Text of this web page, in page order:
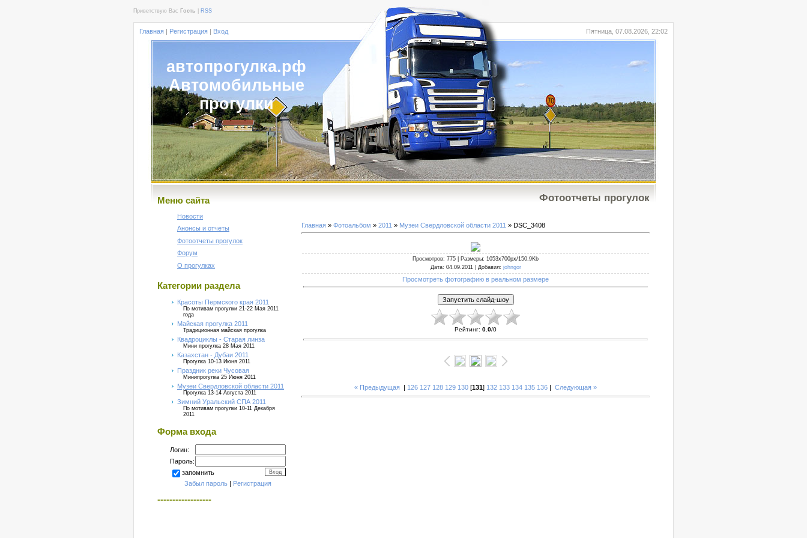
Приветствую Вас Гость RSS
Главная | Регистрация | Вход Пятница, 07.08.2026, 22:02
автопрогулка.рф
Автомобильные
прогулки
Меню сайта
Новости
Анонсы и отчеты
Фотоотчеты прогулок
Форум
О прогулках
Категории раздела
Красоты Пермского края 2011
По мотивам прогулки 21-22 Мая 2011
года
Майская прогулка 2011
Традиционная майская прогулка
Квадроциклы - Старая линза
Мини прогулка 28 Мая 2011
Казахстан - Дубаи 2011
Прогулка 10-13 Июня 2011
Праздник реки Чусовая
Минипрогулка 25 Июня 2011
Музеи Свердловской области 2011
Прогулка 13-14 Августа 2011
Зимний Уральский СПА 2011
По мотивам прогулки 10-11 Декабря
2011
Форма входа
Логин:
Пароль:
запомнить
Забыл пароль | Регистрация
------------------
Фотоотчеты прогулок
Главная » Фотоальбом » 2011 » Музеи Свердловской области 2011 » DSC_3408
Просмотров: 775 | Размеры: 1053x700px/150.9Kb
Дата: 04.09.2011 | Добавил: johngor
Просмотреть фотографию в реальном размере
Рейтинг: 0.0/0
« Предыдущая | 126 127 128 129 130 [131] 132 133 134 135 136 | Следующая »